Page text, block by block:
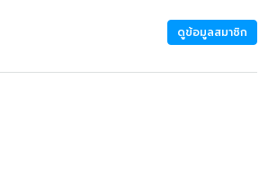
ดูข้อมูลสมาชิก